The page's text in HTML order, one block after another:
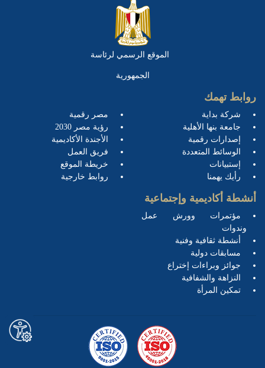
الموقع الرسمي لرئاسة
الجمهورية
روابط تهمك
شركة بداية
جامعة بنها الأهلية
إصدارات رقمية
الوسائط المتعددة
إستبيانات
رأيك يهمنا
مصر رقمية
رؤية مصر 2030
الأجندة الأكاديمية
فريق العمل
خريطة الموقع
روابط خارجية
أنشطة أكاديمية وإجتماعية
مؤتمرات وورش عمل
وندوات
أنشطة ثقافية وفنية
مسابقات دولية
جوائز وبراءات إختراع
النزاهة والشفافية
تمكين المرأة